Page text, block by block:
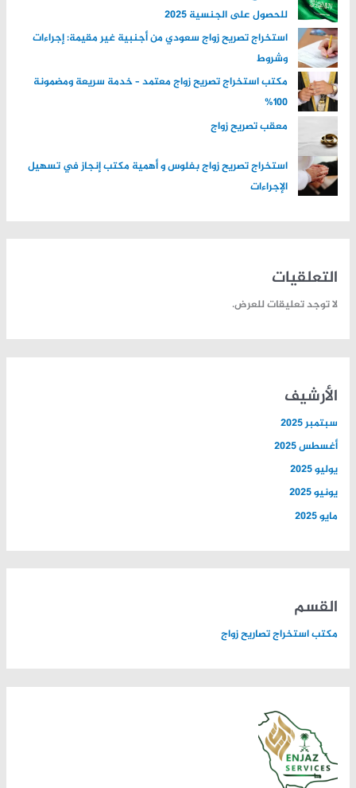
ن
:
للحصول على الجنسية 2025
استخراج تصريح زواج سعودي من أجنبية غير مقيمة: إجراءات
وشروط
مكتب استخراج تصريح زواج معتمد – خدمة سريعة ومضمونة
100%
معقب تصريح زواج
استخراج تصريح زواج بفلوس و أهمية مكتب إنجاز في تسهيل
الإجراءات
التعلقيات
لا توجد تعليقات للعرض.
الأرشيف
سبتمبر 2025
أغسطس 2025
يوليو 2025
يونيو 2025
مايو 2025
القسم
مكتب استخراج تصاريح زواج